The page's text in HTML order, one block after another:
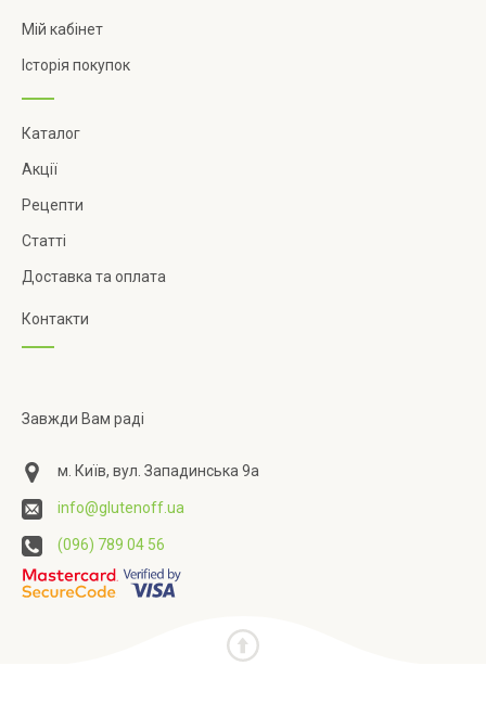
Мій кабінет
Історія покупок
Каталог
Акції
Рецепти
Статті
Доставка та оплата
Контакти
Завжди Вам раді
м. Київ, вул. Западинська 9а
info@glutenoff.ua
(096) 789 04 56